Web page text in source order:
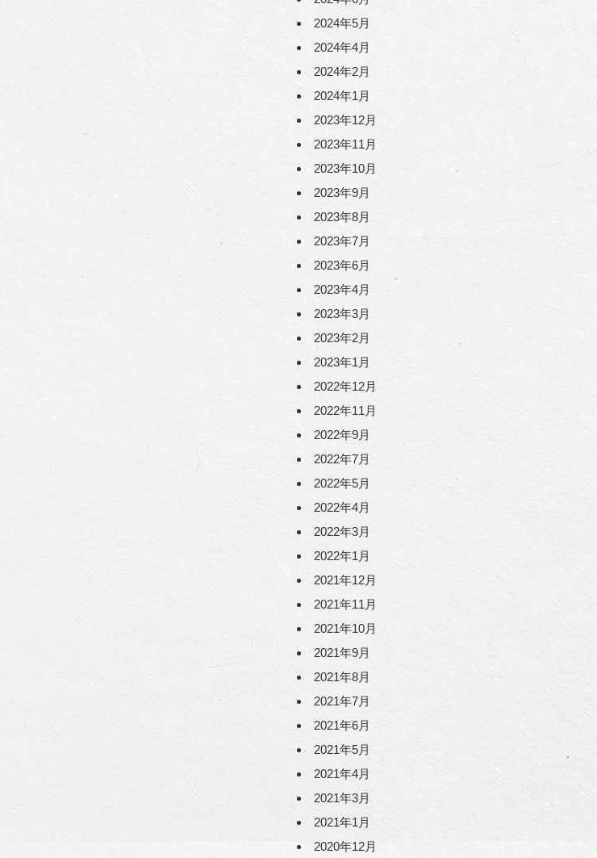
2024年5月
2024年4月
2024年2月
2024年1月
2023年12月
2023年11月
2023年10月
2023年9月
2023年8月
2023年7月
2023年6月
2023年4月
2023年3月
2023年2月
2023年1月
2022年12月
2022年11月
2022年9月
2022年7月
2022年5月
2022年4月
2022年3月
2022年1月
2021年12月
2021年11月
2021年10月
2021年9月
2021年8月
2021年7月
2021年6月
2021年5月
2021年4月
2021年3月
2021年1月
2020年12月